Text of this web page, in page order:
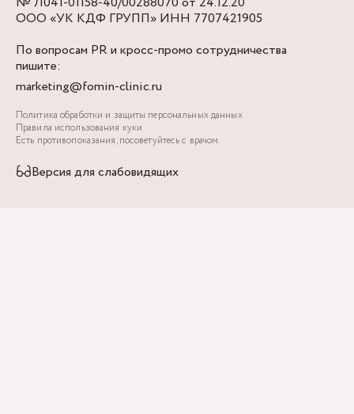
ООО «УК КДФ ГРУПП» ИНН 7707421905
По вопросам PR и кросс-промо сотрудничества
пишите:
marketing@fomin-clinic.ru
Политика обработки и защиты персональных данных
Правила использования куки
Есть противопоказания, посоветуйтесь с врачом.
Версия для слабовидящих